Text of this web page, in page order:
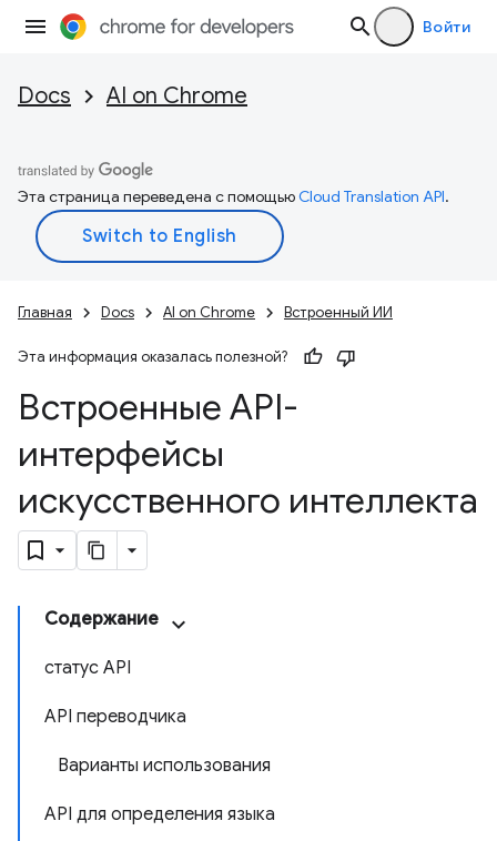
Войти
Docs AI on Chrome
Эта страница переведена с помощьюCloud Translation API.
Главная Docs AI on Chrome Встроенный ИИ
Эта информация оказалась полезной?
Встроенные API-
интерфейсы
искусственного интеллекта
Содержание
статус API
API переводчика
Варианты использования
API для определения языка